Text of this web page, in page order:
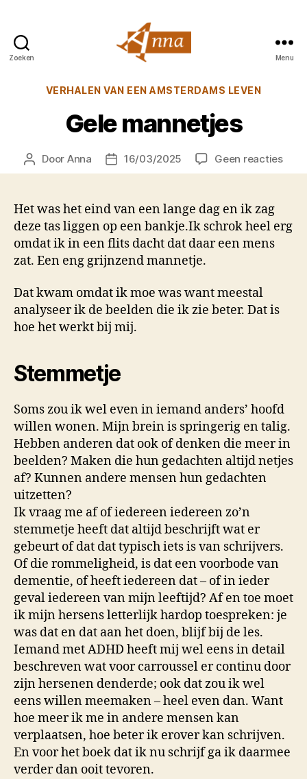
Zoeken
van
Menu
Categorieën
VERHALEN VAN EEN AMSTERDAMS LEVEN
Gele mannetjes
Berichtauteur
Door Anna Berichtdatum
16/03/2025 Geen reactiesop
Gele
Het was het eind van een lange dag en ik zag
deze tas liggen op een bankje.Ik schrok heel erg
omdat ik in een flits dacht dat daar een mens
zat. Een eng grijnzend mannetje.
Dat kwam omdat ik moe was want meestal
analyseer ik de beelden die ik zie beter. Dat is
hoe het werkt bij mij.
Stemmetje
Soms zou ik wel even in iemand anders’ hoofd
willen wonen. Mijn brein is springerig en talig.
Hebben anderen dat ook of denken die meer in
beelden? Maken die hun gedachten altijd netjes
af? Kunnen andere mensen hun gedachten
uitzetten?
Ik vraag me af of iedereen iedereen zo’n
stemmetje heeft dat altijd beschrijft wat er
gebeurt of dat dat typisch iets is van schrijvers.
Of die rommeligheid, is dat een voorbode van
dementie, of heeft iedereen dat – of in ieder
geval iedereen van mijn leeftijd? Af en toe moet
ik mijn hersens letterlijk hardop toespreken: je
was dat en dat aan het doen, blijf bij de les.
Iemand met ADHD heeft mij wel eens in detail
beschreven wat voor carroussel er continu door
zijn hersenen denderde; ook dat zou ik wel
eens willen meemaken – heel even dan. Want
hoe meer ik me in andere mensen kan
verplaatsen, hoe beter ik erover kan schrijven.
En voor het boek dat ik nu schrijf ga ik daarmee
verder dan ooit tevoren.